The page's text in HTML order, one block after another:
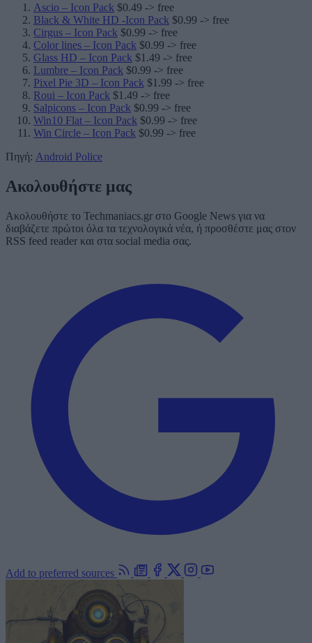
Ascio – Icon Pack $0.49 -> free
Black & White HD -Icon Pack $0.99 -> free
Cirgus – Icon Pack $0.99 -> free
Color lines – Icon Pack $0.99 -> free
Glass HD – Icon Pack $1.49 -> free
Lumbre – Icon Pack $0.99 -> free
Pixel Pie 3D – Icon Pack $1.99 -> free
Roui – Icon Pack $1.49 -> free
Salpicons – Icon Pack $0.99 -> free
Win10 Flat – Icon Pack $0.99 -> free
Win Circle – Icon Pack $0.99 -> free
Πηγή: Android Police
Ακολουθήστε μας
Ακολουθήστε το Techmaniacs.gr στο Google News για να
διαβάζετε πρώτοι όλα τα τεχνολογικά νέα, ή προσθέστε μας στον
RSS feed reader και στα social media σας.
Add to preferred sources